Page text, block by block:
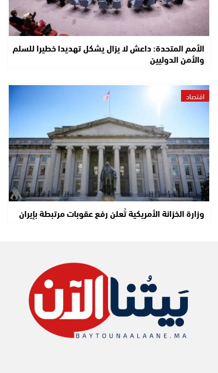
الأمم المتحدة: داعش لا يزال يشكل تهديدا خطيرا للسلم
والأمن الدوليين
اقتصاد
وزارة الخزانة الأمريكية تُعلن رفع عقوبات مرتبطة بإيران